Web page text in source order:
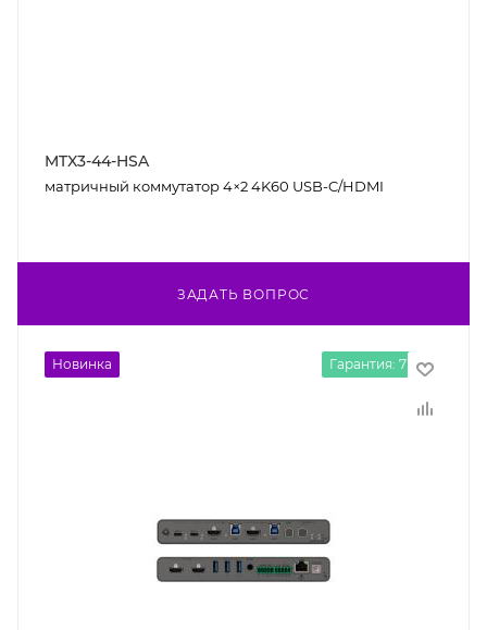
MTX3-44-HSA
матричный коммутатор 4×2 4K60 USB-C/HDMI
ЗАДАТЬ ВОПРОС
Новинка Гарантия: 7 лет